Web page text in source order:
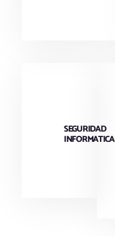
SEGURIDAD
INFORMATICA